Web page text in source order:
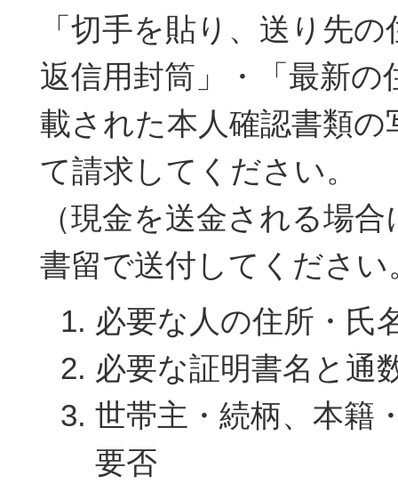
「切手を貼り、送り先
返信用封筒」・「最新の
載された本人確認書類の
て請求してください。
（現金を送金される場
書留で送付してください
必要な人の住所・氏
必要な証明書名と通
世帯主・続柄、本籍
要否